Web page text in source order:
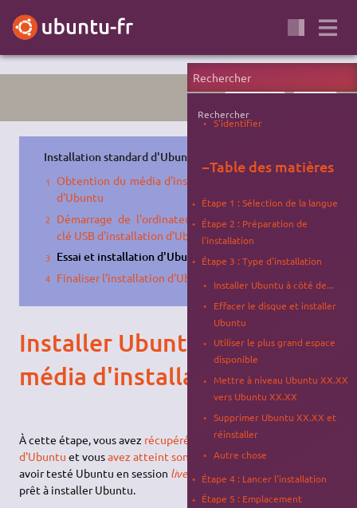
INSTALLATION TUTORIEL
Installation standard d'Ubuntu
Obtention du média d'installation
d'Ubuntu
Démarrage de l'ordinateur sur la
clé USB d'installation d'Ubuntu
Essai et installation d'Ubuntu
Finaliser l'installation d'Ubuntu
Installer Ubuntu avec le
média d'installation
À cette étape, vous avez récupéré un média d'installation
d'Ubuntu et vousavez atteint son menu de démarrage
avoir testé Ubuntu en session live USB , vous êtes maintenant
prêt à installer Ubuntu.
Rechercher
S'identifier
−Table des matières
Étape 1 : Sélection de la langue
Étape 2 : Préparation de
l'installation
Étape 3 : Type d'installation
Installer Ubuntu à côté de...
Effacer le disque et installer
Ubuntu
Utiliser le plus grand espace
disponible
Mettre à niveau Ubuntu XX.XX
vers Ubuntu XX.XX
Supprimer Ubuntu XX.XX et
réinstaller
Autre chose
Étape 4 : Lancer l'installation
Étape 5 : Emplacement